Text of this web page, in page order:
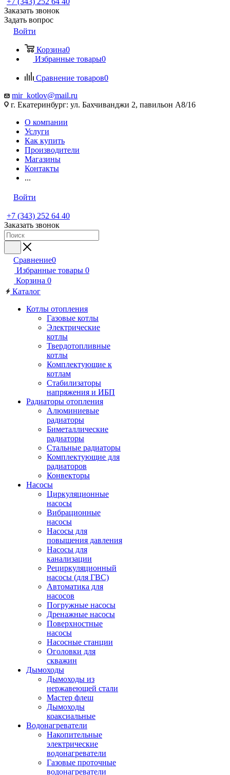
Заказать звонок
Задать вопрос
Войти
Корзина0
Избранные товары0
Сравнение товаров0
mir_kotlov@mail.ru
г. Екатеринбург: ул. Бахчиванджи 2, павильон А8/16
О компании
Услуги
Как купить
Производители
Магазины
Контакты
...
Войти
+7 (343) 252 64 40
Заказать звонок
Сравнение0
Избранные товары 0
Корзина 0
Каталог
Котлы отопления
Газовые котлы
Электрические
котлы
Твердотопливные
котлы
Комплектующие к
котлам
Стабилизаторы
напряжения и ИБП
Радиаторы отопления
Алюминиевые
радиаторы
Биметаллические
радиаторы
Стальные радиаторы
Комплектующие для
радиаторов
Конвекторы
Насосы
Циркуляционные
насосы
Вибрационные
насосы
Насосы для
повышения давления
Насосы для
канализации
Рециркуляционный
насосы (для ГВС)
Автоматика для
насосов
Погружные насосы
Дренажные насосы
Поверхностные
насосы
Насосные станции
Оголовки для
скважин
Дымоходы
Дымоходы из
нержавеющей стали
Мастер флеш
Дымоходы
коаксиальные
Водонагреватели
Накопительные
электрические
водонагреватели
Газовые проточные
водонагреватели